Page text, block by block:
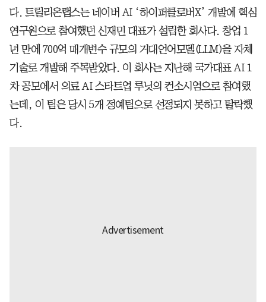
다. 트릴리온랩스는 네이버 AI ‘하이퍼클로버X’ 개발에 핵심
연구원으로 참여했던 신재민 대표가 설립한 회사다. 창업 1
년 만에 700억 매개변수 규모의 거대언어모델(LLM)을 자체
기술로 개발해 주목받았다. 이 회사는 지난해 국가대표 AI 1
차 공모에서 의료 AI 스타트업 루닛의 컨소시엄으로 참여했
는데, 이 팀은 당시 5개 정예팀으로 선정되지 못하고 탈락했
다.